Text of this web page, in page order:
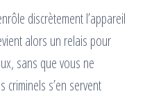
discrètement l’appareil
alors un relais pour
sans que vous ne
criminels s’en servent